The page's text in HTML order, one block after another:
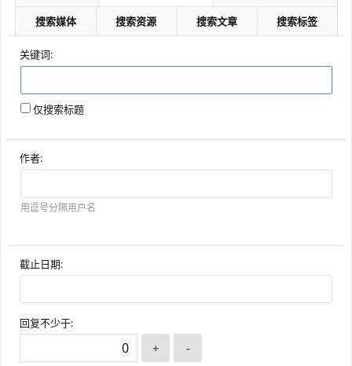
搜索媒体 搜索资源 搜索文章 搜索标签
关键词:
仅搜索标题
作者:
用逗号分隔用户名
截止日期:
回复不少于: